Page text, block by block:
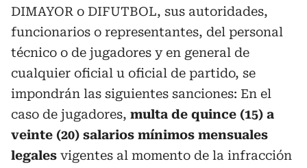
DIMAYOR o DIFUTBOL, sus autoridades,
funcionarios o representantes, del personal
técnico o de jugadores y en general de
cualquier oficial u oficial de partido, se
impondrán las siguientes sanciones: En el
caso de jugadores, multa de quince (15) a
veinte (20) salarios mínimos mensuales
legales vigentes al momento de la infracción